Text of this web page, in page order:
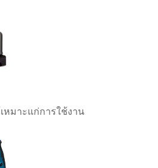
หมาะแก่การใช้งาน